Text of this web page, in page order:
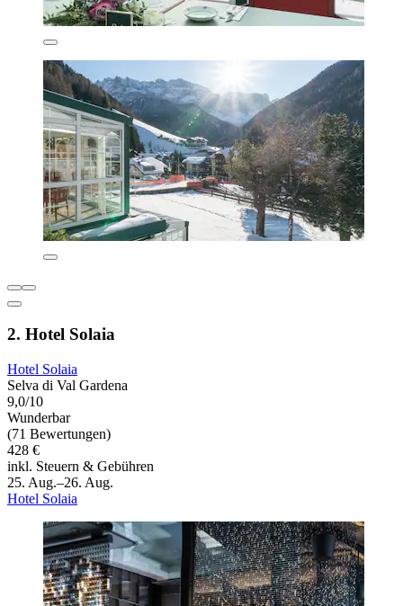
2. Hotel Solaia
Hotel Solaia
Selva di Val Gardena
9,0/10
Wunderbar
(71 Bewertungen)
428 €
inkl. Steuern & Gebühren
25. Aug.–26. Aug.
Hotel Solaia